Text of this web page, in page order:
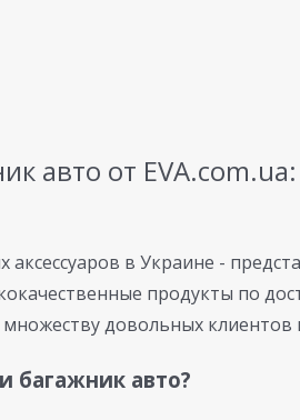
авто от
в Украине -
продукты по
довольных клиентов
багажник авто?